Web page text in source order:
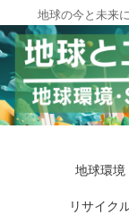
地球の今と未来
地球環境
リサイク